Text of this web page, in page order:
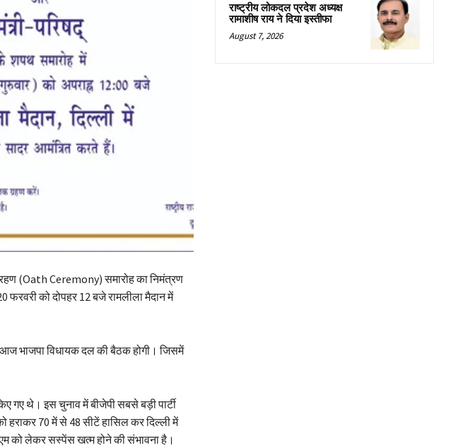
(Oath Ceremony) समारोह का निमंत्रण
को दोपहर 12 बजे रामलीला मैदान में
आज भाजपा विधायक दल की बैठक होगी। जिसमें
गए थे। इस चुनाव में बीजेपी सबसे बड़ी पार्टी
हराकर 70 में से 48 सीटें हासिल कर दिल्ली में
को लेकर सस्पेंस खत्म होने की संभावना है।
राष्ट्रीय लोकदल प्रदेश अध्यक्ष
रामाशीष राय ने दिया इस्तीफा
August 7, 2026